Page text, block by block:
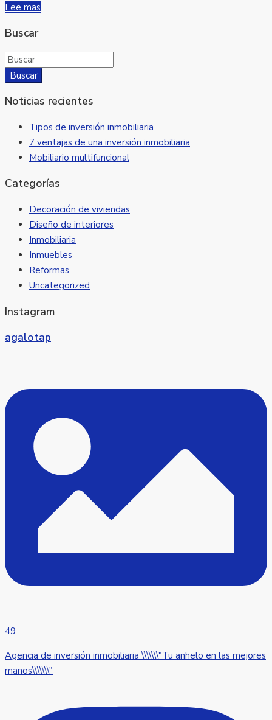
Lee mas
Buscar
Buscar
Noticias recientes
Tipos de inversión inmobiliaria
7 ventajas de una inversión inmobiliaria
Mobiliario multifuncional
Categorías
Decoración de viviendas
Diseño de interiores
Inmobiliaria
Inmuebles
Reformas
Uncategorized
Instagram
agalotap
49
Agencia de inversión inmobiliaria \\\\\\\"Tu anhelo en las mejores
manos\\\\\\\"